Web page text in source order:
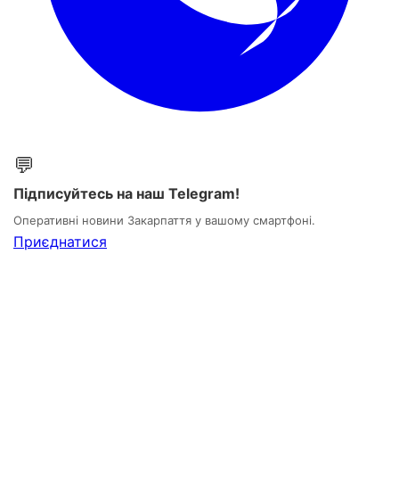
💬
Підписуйтесь на наш Telegram!
Оперативні новини Закарпаття у вашому смартфоні.
Приєднатися